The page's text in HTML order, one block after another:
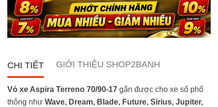
CHI TIẾT GIỚI THIỆU SHOP2BANH
Vỏ xe Aspira Terreno 70/90-17 gắn được cho xe số phổ
thông như Wave, Dream, Blade, Future, Sirius, Jupiter,